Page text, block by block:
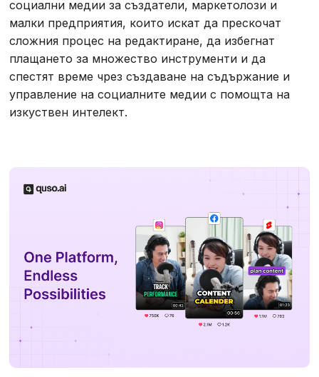
социални медии за създатели, маркетолози и
малки предприятия, които искат да прескочат
сложния процес на редактиране, да избегнат
плащането за множество инструменти и да
спестят време чрез създаване на съдържание и
управление на социалните медии с помощта на
изкуствен интелект.